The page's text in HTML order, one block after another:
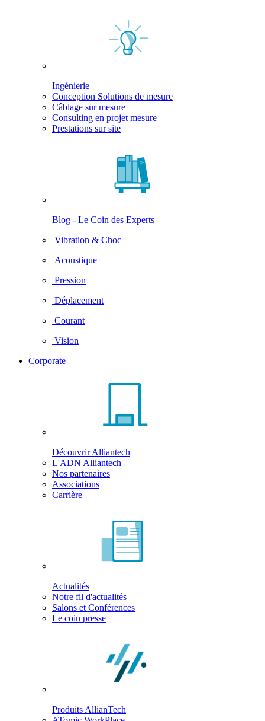
Ingénierie
Conception Solutions de mesure
Câblage sur mesure
Consulting en projet mesure
Prestations sur site
Blog - Le Coin des Experts
Vibration & Choc
Acoustique
Pression
Déplacement
Courant
Vision
Corporate
Découvrir Alliantech
L'ADN Alliantech
Nos partenaires
Associations
Carrière
Actualités
Notre fil d'actualités
Salons et Conférences
Le coin presse
Produits AllianTech